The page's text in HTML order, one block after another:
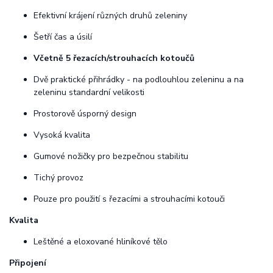
Efektivní krájení různých druhů zeleniny
Šetří čas a úsilí
Včetně 5 řezacích/strouhacích kotoučů
Dvě praktické přihrádky - na podlouhlou zeleninu a na
zeleninu standardní velikosti
Prostorově úsporný design
Vysoká kvalita
Gumové nožičky pro bezpečnou stabilitu
Tichý provoz
Pouze pro použití s řezacími a strouhacími kotouči
Kvalita
Leštěné a eloxované hliníkové tělo
Připojení